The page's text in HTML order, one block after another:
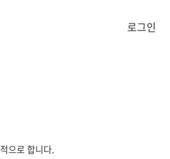
로그인
으로 합니다.